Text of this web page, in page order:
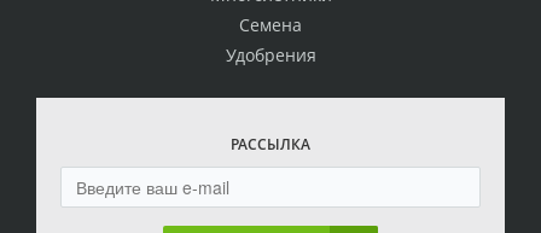
Семена
Удобрения
РАССЫЛКА